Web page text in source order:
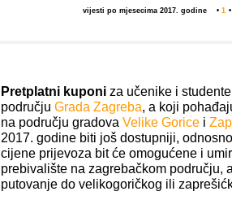
vijesti po mjesecima 2017. godine • 1
Pretplatni kuponi za učenike i
području Grada Zagreba, a koji
na području gradova Velike Gorice i
2017. godine biti još dostupniji,
cijene prijevoza bit će omogućene i
prebivalište na zagrebačkom području,
putovanje do velikogoričkog ili